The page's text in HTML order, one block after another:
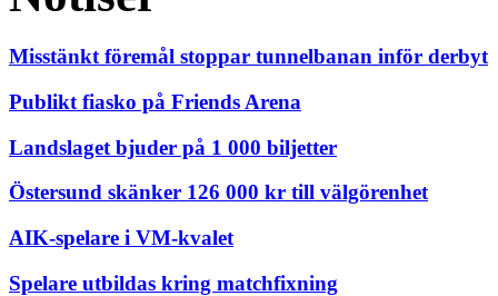
Misstänkt föremål stoppar tunnelbanan inför derbyt
Publikt fiasko på Friends Arena
Landslaget bjuder på 1 000 biljetter
Östersund skänker 126 000 kr till välgörenhet
AIK-spelare i VM-kvalet
Spelare utbildas kring matchfixning